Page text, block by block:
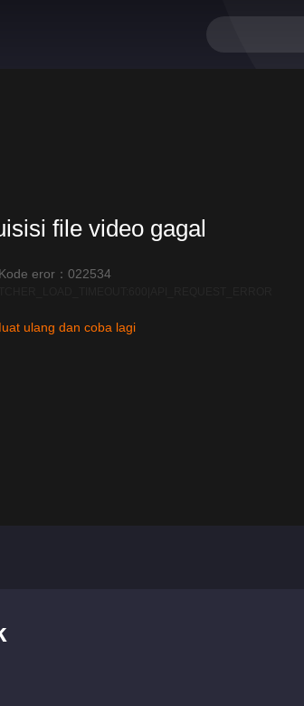
file video gagal
Kode eror：022534
ulang dan coba lagi